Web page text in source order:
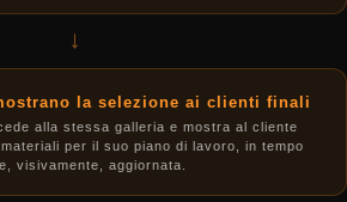
→
la selezione ai clienti finali
alla stessa galleria e mostra al cliente
per il suo piano di lavoro, in tempo
visivamente, aggiornata.